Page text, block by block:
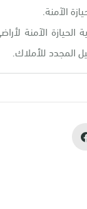
الآمنة.
الحيازة الآمنة
المجدد للأملاك.